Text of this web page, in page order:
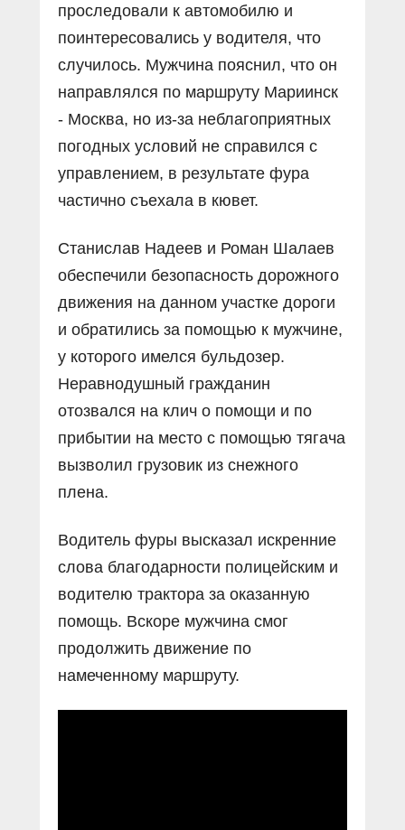
проследовали к автомобилю и
поинтересовались у водителя, что
случилось. Мужчина пояснил, что он
направлялся по маршруту Мариинск
- Москва, но из-за неблагоприятных
погодных условий не справился с
управлением, в результате фура
частично съехала в кювет.
Станислав Надеев и Роман Шалаев
обеспечили безопасность дорожного
движения на данном участке дороги
и обратились за помощью к мужчине,
у которого имелся бульдозер.
Неравнодушный гражданин
отозвался на клич о помощи и по
прибытии на место с помощью тягача
вызволил грузовик из снежного
плена.
Водитель фуры высказал искренние
слова благодарности полицейским и
водителю трактора за оказанную
помощь. Вскоре мужчина смог
продолжить движение по
намеченному маршруту.